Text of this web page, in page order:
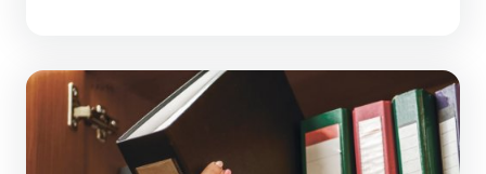
Locations de salles municipales